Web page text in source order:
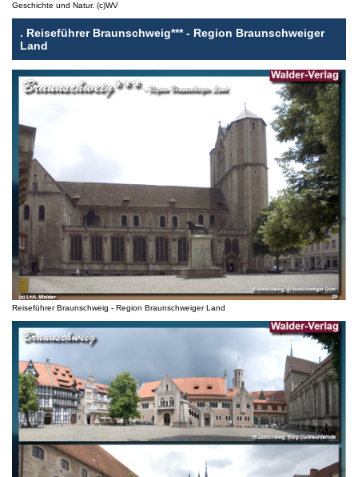
Geschichte und Natur. (c)WV
. Reiseführer Braunschweig*** - Region Braunschweiger
Land
Reiseführer Braunschweig - Region Braunschweiger Land